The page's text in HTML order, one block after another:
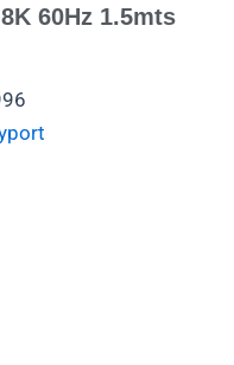
60Hz 1.5mts